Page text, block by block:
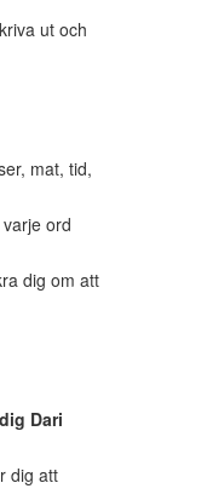
ut och
mat, tid,
ord
dig om att
Dari
dig att